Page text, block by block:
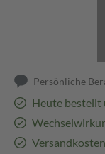
Persönliche
Heute bestellt